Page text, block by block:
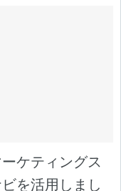
ケティングス
を活用しまし